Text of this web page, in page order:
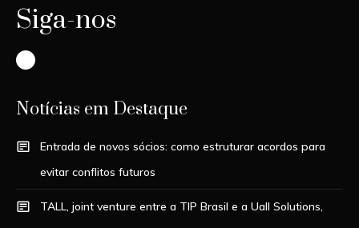
Siga-nos
Instagram
Notícias em Destaque
Entrada de novos sócios: como estruturar acordos para
evitar conflitos futuros
TALL, joint venture entre a TIP Brasil e a Uall Solutions,